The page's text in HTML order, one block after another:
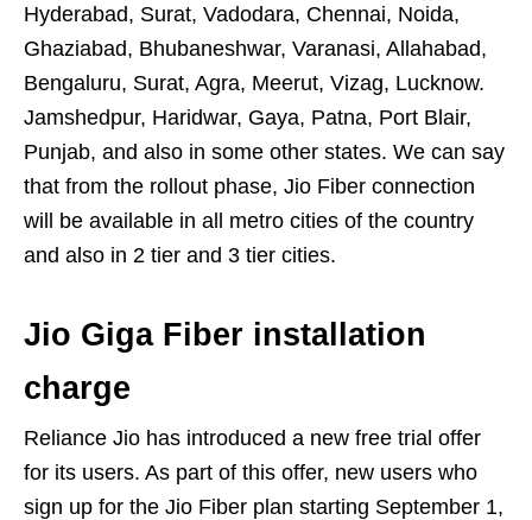
Hyderabad, Surat, Vadodara, Chennai, Noida,
Ghaziabad, Bhubaneshwar, Varanasi, Allahabad,
Bengaluru, Surat, Agra, Meerut, Vizag, Lucknow.
Jamshedpur, Haridwar, Gaya, Patna, Port Blair,
Punjab, and also in some other states. We can say
that from the rollout phase, Jio Fiber connection
will be available in all metro cities of the country
and also in 2 tier and 3 tier cities.
Jio Giga Fiber installation
charge
Reliance Jio has introduced a new free trial offer
for its users. As part of this offer, new users who
sign up for the Jio Fiber plan starting September 1,